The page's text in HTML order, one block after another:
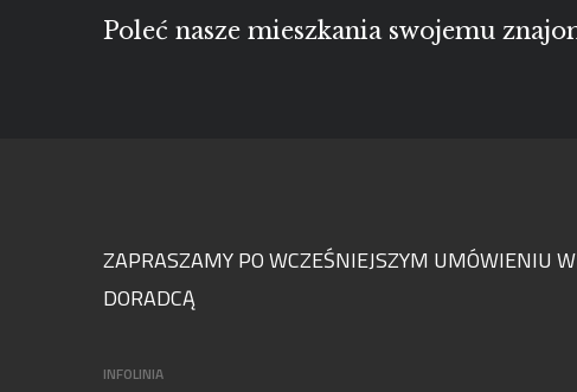
Poleć nasze mieszkania swojemu
ZAPRASZAMY PO WCZEŚNIEJSZYM UMÓWIENIU
DORADCĄ
INFOLINIA